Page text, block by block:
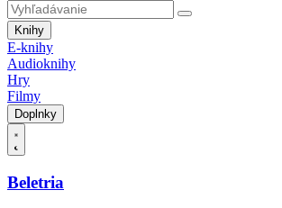
Knihy
E-knihy
Audioknihy
Hry
Filmy
Doplnky
Beletria